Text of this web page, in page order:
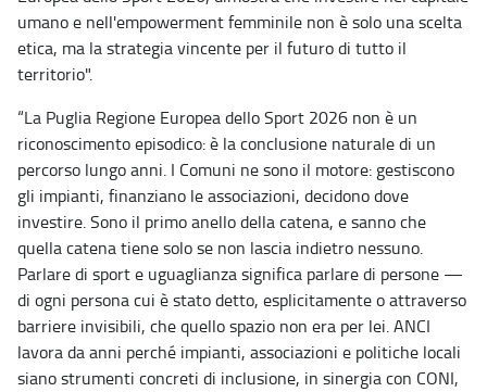
umano e nell'empowerment femminile non è solo una scelta
etica, ma la strategia vincente per il futuro di tutto il
territorio".
“La Puglia Regione Europea dello Sport 2026 non è un
riconoscimento episodico: è la conclusione naturale di un
percorso lungo anni. I Comuni ne sono il motore: gestiscono
gli impianti, finanziano le associazioni, decidono dove
investire. Sono il primo anello della catena, e sanno che
quella catena tiene solo se non lascia indietro nessuno.
Parlare di sport e uguaglianza significa parlare di persone —
di ogni persona cui è stato detto, esplicitamente o attraverso
barriere invisibili, che quello spazio non era per lei. ANCI
lavora da anni perché impianti, associazioni e politiche locali
siano strumenti concreti di inclusione, in sinergia con CONI,